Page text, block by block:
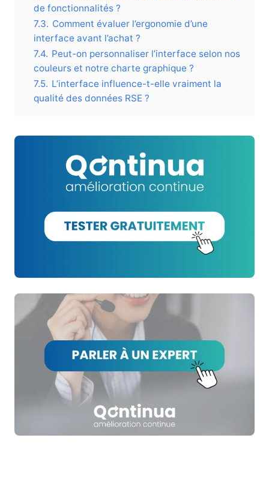
de fonctionnalités ?
7.3. Comment évaluer l’ergonomie d’une
interface avant l’achat ?
7.4. Peut-on personnaliser l’interface selon nos
couleurs et notre charte graphique ?
7.5. L’interface influence-t-elle vraiment la
qualité des données RSE ?